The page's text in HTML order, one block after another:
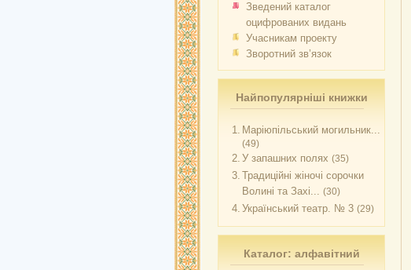
Зведений каталог
оцифрованих видань
Учасникам проекту
Зворотний зв’язок
Найпопулярніші книжки
1. Маріюпільський могильник...
(49)
2. У запашних полях (35)
3. Традиційні жіночі сорочки
Волині та Захі... (30)
4. Український театр. № 3 (29)
Каталог: алфавітний